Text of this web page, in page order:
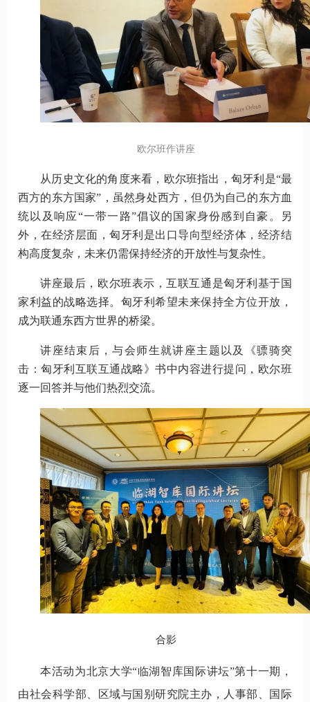
欧尔班作讲座
从历史文化的角度来看，欧尔班指出，匈牙利是“最
西方的东方国家”，虽然身处西方，但仍为自己的东方血
统以及响应“一带一路”倡议的国家身份感到自豪。另
外，在经济层面，匈牙利是出口导向型经济体，经济结
构高度复杂，未来仍需保持经济的开放性与复杂性。
讲座最后，欧尔班表示，互联互通是匈牙利基于国
家利益的战略选择。匈牙利希望未来保持全方位开放，
成为联通东西方世界的桥梁。
讲座结束后，与会师生就讲座主题以及《骠骑突
击：匈牙利互联互通战略》书中内容进行提问，欧尔班
逐一回答并与他们热烈交流。
合影
本活动为北京大学“临湖智库国际讲坛”第十一期，
由社会科学部、区域与国别研究院主办，人事部、国际